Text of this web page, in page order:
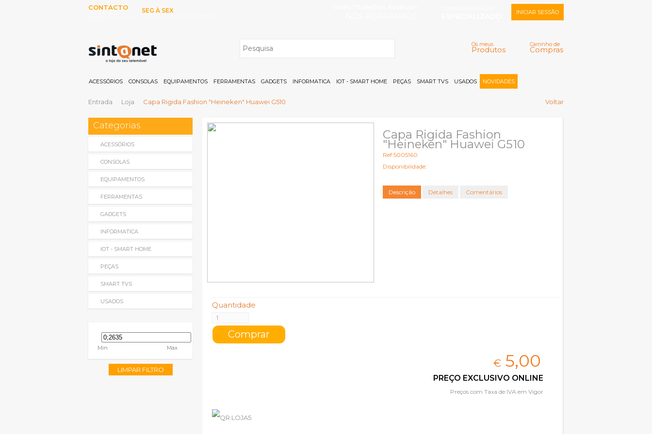
CONTACTO
SEG À SEX
Carrinho de
Compras
Os meus
Produtos
INICIAR SESSÃO
Memorizar
Registar |
ACESSÓRIOS CONSOLAS EQUIPAMENTOS FERRAMENTAS GADGETS INFORMATICA IOT - SMART HOME PEÇAS SMART TVS USADOS NOVIDADES
Entrada Loja Capa Rigida Fashion "Heineken" Huawei G510 Voltar
Categorias
ACESSÓRIOS
CONSOLAS
EQUIPAMENTOS
FERRAMENTAS
GADGETS
INFORMATICA
IOT - SMART HOME
PEÇAS
SMART TVS
USADOS
Min Max
LIMPAR FILTRO
Capa Rigida Fashion
"Heineken" Huawei G510
Ref:5005160
Disponibilidade:
Descrição Detalhes Comentários
Quantidade
€ 5,00
PREÇO EXCLUSIVO ONLINE
Preços com Taxa de IVA em Vigor